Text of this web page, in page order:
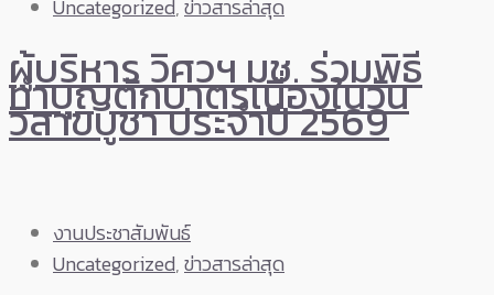
Uncategorized,ข่าวสารล่าสุด
ผู้บริหาร วิศวฯ มช. ร่วมพิธี
ทำบุญตักบาตรเนื่องในวัน
วิสาขบูชา ประจำปี 2569
งานประชาสัมพันธ์
Uncategorized,ข่าวสารล่าสุด